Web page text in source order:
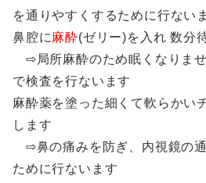
を通りやすくするために行ない
鼻腔に麻酔(ゼリー)を入れ 数分
⇨局所麻酔のため眠くなりま
で検査を行ないます
麻酔薬を塗った細くて軟らかい
します
⇨鼻の痛みを防ぎ、内視鏡の
ために行ないます